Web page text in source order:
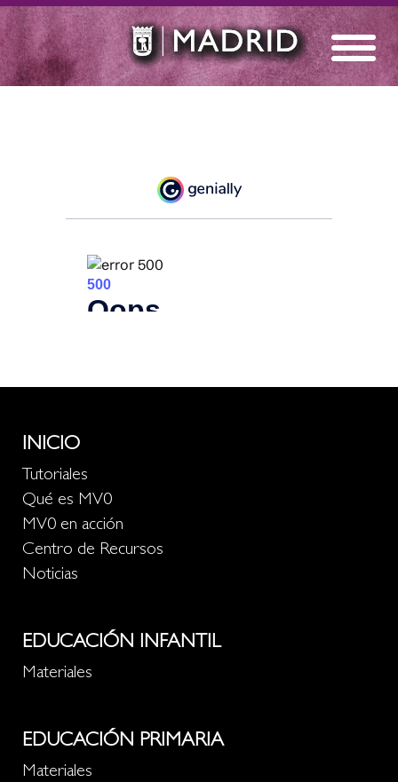
INICIO
Tutoriales
Qué es MV0
MV0 en acción
Centro de Recursos
Noticias
EDUCACIÓN INFANTIL
Materiales
EDUCACIÓN PRIMARIA
Materiales